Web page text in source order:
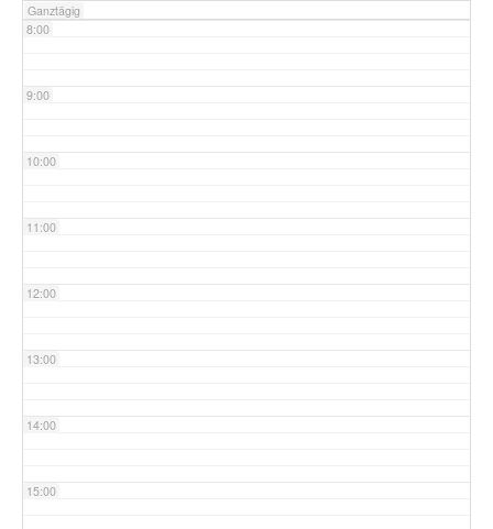
Ganztägig
8:00
9:00
10:00
11:00
12:00
13:00
14:00
15:00